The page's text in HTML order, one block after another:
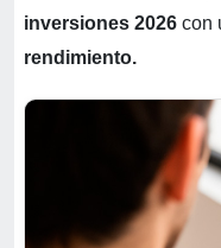
inversiones 2026 con
rendimiento.